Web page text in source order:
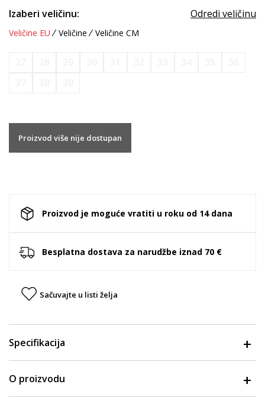
Izaberi veličinu: Odredi veličinu
Veličine EU Veličine Veličine CM
Proizvod više nije dostupan
Proizvod je moguće vratiti u roku od 14 dana
Besplatna dostava za narudžbe iznad 70 €
Sačuvajte u listi želja
Specifikacija
O proizvodu